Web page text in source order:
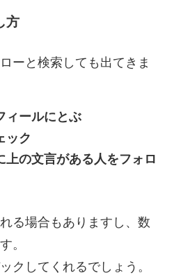
方
ーと検索しても出てきま
ィールにとぶ
ック
上の文言がある人をフォロ
る場合もありますし、数
。
クしてくれるでしょう。